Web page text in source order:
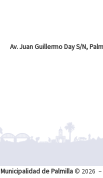
Av. Juan Guillermo Day S/N,
Municipalidad de Palmilla© 2026